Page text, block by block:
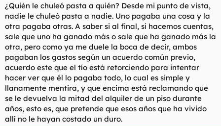
¿Quién le chuleó pasta a quién? Desde mi punto de vista,
nadie le chuleó pasta a nadie. Uno pagaba una cosa y la
otra pagaba otras. A saber si al final, si hacemos cuentas,
sale que uno ha ganado más o sale que ha ganado más la
otra, pero como ya me duele la boca de decir, ambos
pagaban los gastos según un acuerdo común previo,
acuerdo este que el tío está retorciendo para intentar
hacer ver que él lo pagaba todo, lo cual es simple y
llanamente mentira, y que encima está reclamando que
se le devuelva la mitad del alquiler de un piso durante
años, esto es, que pretende que esos años que ha vivido
allí no le hayan costado un duro.